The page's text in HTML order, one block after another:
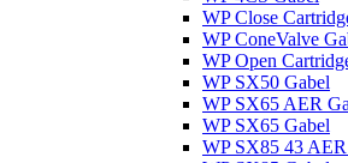
WP Close
WP ConeValve
WP Open
WP SX50 Gabel
WP SX65 AER
WP SX65 Gabel
WP SX85 43